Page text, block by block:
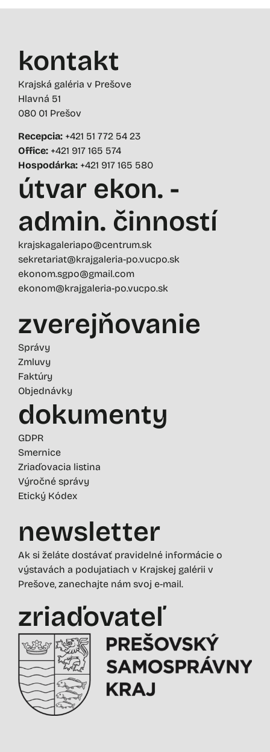
kontakt
Krajská galéria v Prešove
Hlavná 51
080 01 Prešov
Recepcia: +421 51 772 54 23
Office: +421 917 165 574
Hospodárka: +421 917 165 580
útvar ekon. -
admin. činností
krajskagaleriapo@centrum.sk
sekretariat@krajgaleria-po.vucpo.sk
ekonom.sgpo@gmail.com
ekonom@krajgaleria-po.vucpo.sk
zverejňovanie
Správy
Zmluvy
Faktúry
Objednávky
dokumenty
GDPR
Smernice
Zriaďovacia listina
Výročné správy
Etický Kódex
newsletter
Ak si želáte dostávať pravidelné informácie o
výstavách a podujatiach v Krajskej galérii v
Prešove, zanechajte nám svoj e-mail.
zriaďovateľ